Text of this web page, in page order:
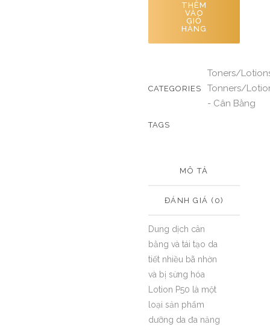
THÊM
VÀO
GIỎ
HÀNG
CATEGORIES
Toners/
Tonners/
- Cân Bằng
TAGS
MÔ TẢ
ĐÁNH GIÁ (0)
Dung dịch cân
bằng và tái tạo da
tiết nhiều bã nhờn
và bị sừng hóa
Lotion P50 là một
loại sản phẩm
dưỡng da đa năng